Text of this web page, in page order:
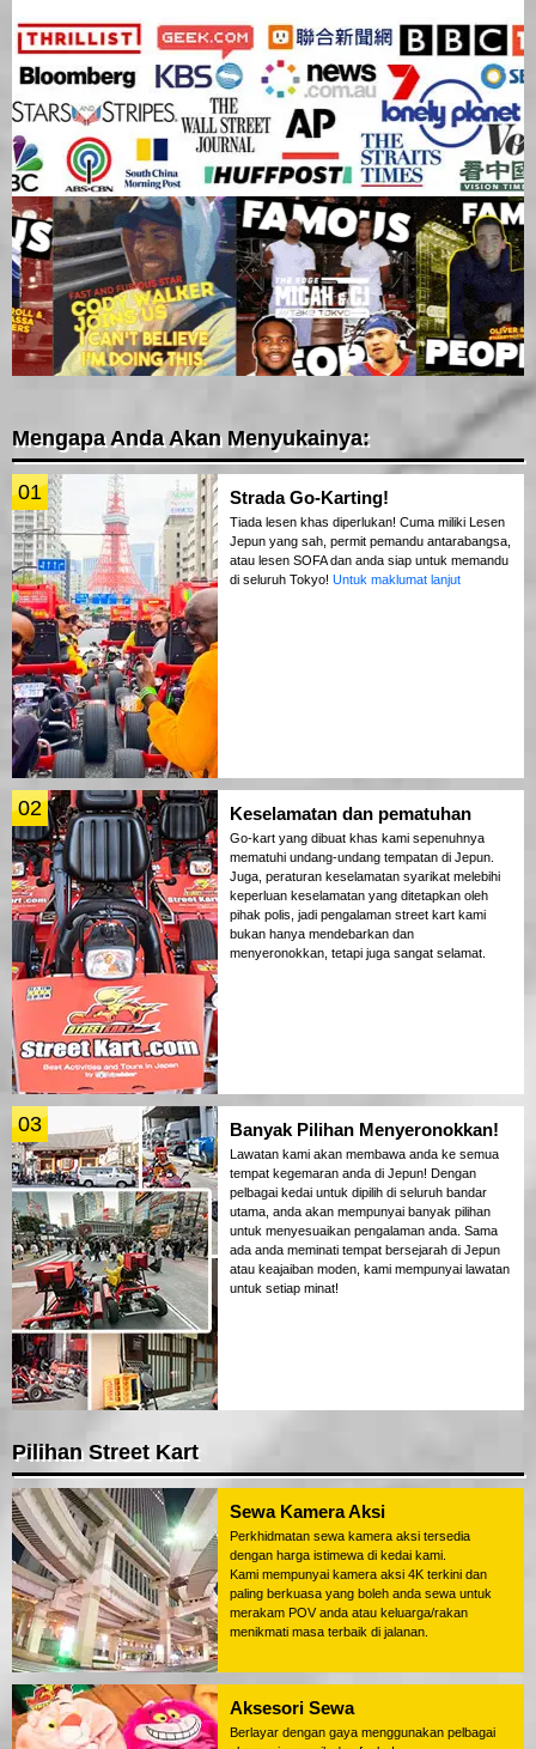
Mengapa Anda Akan Menyukainya:
01 Strada Go-Karting!
Tiada lesen khas diperlukan! Cuma miliki Lesen
Jepun yang sah, permit pemandu antarabangsa,
atau lesen SOFA dan anda siap untuk memandu
di seluruh Tokyo! Untuk maklumat lanjut
02 Keselamatan dan pematuhan
Go-kart yang dibuat khas kami sepenuhnya
mematuhi undang-undang tempatan di Jepun.
Juga, peraturan keselamatan syarikat melebihi
keperluan keselamatan yang ditetapkan oleh
pihak polis, jadi pengalaman street kart kami
bukan hanya mendebarkan dan
menyeronokkan, tetapi juga sangat selamat.
03 Banyak Pilihan Menyeronokkan!
Lawatan kami akan membawa anda ke semua
tempat kegemaran anda di Jepun! Dengan
pelbagai kedai untuk dipilih di seluruh bandar
utama, anda akan mempunyai banyak pilihan
untuk menyesuaikan pengalaman anda. Sama
ada anda meminati tempat bersejarah di Jepun
atau keajaiban moden, kami mempunyai lawatan
untuk setiap minat!
Pilihan Street Kart
Sewa Kamera Aksi
Perkhidmatan sewa kamera aksi tersedia
dengan harga istimewa di kedai kami.
Kami mempunyai kamera aksi 4K terkini dan
paling berkuasa yang boleh anda sewa untuk
merakam POV anda atau keluarga/rakan
menikmati masa terbaik di jalanan.
Aksesori Sewa
Berlayar dengan gaya menggunakan pelbagai